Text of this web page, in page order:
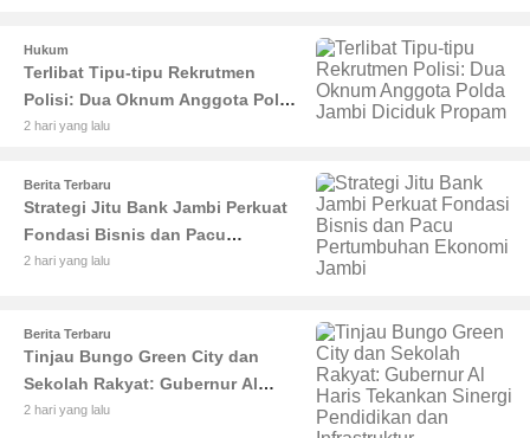
Hukum
Terlibat Tipu-tipu Rekrutmen
Polisi: Dua Oknum Anggota Polda
Jambi Diciduk Propam
2 hari yang lalu
Berita Terbaru
Strategi Jitu Bank Jambi Perkuat
Fondasi Bisnis dan Pacu
Pertumbuhan Ekonomi Jambi
2 hari yang lalu
Berita Terbaru
Tinjau Bungo Green City dan
Sekolah Rakyat: Gubernur Al
Haris Tekankan Sinergi
2 hari yang lalu